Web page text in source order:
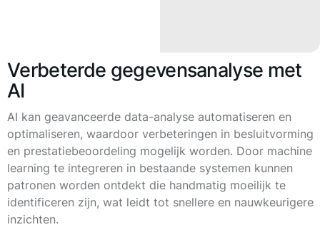
Verbeterde gegevensanalyse met
AI
AI kan geavanceerde data-analyse automatiseren en
optimaliseren, waardoor verbeteringen in besluitvorming
en prestatiebeoordeling mogelijk worden. Door machine
learning te integreren in bestaande systemen kunnen
patronen worden ontdekt die handmatig moeilijk te
identificeren zijn, wat leidt tot snellere en nauwkeurigere
inzichten.